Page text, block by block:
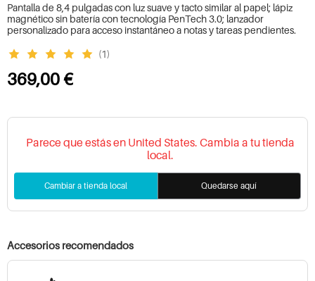
Pantalla de 8,4 pulgadas con luz suave y tacto similar al papel; lápiz
magnético sin batería con tecnología PenTech 3.0; lanzador
personalizado para acceso instantáneo a notas y tareas pendientes.
(1)
369,00 €
Parece que estás en United States. Cambia a tu tienda
local.
Cambiar a tienda local Quedarse aquí
Accesorios recomendados